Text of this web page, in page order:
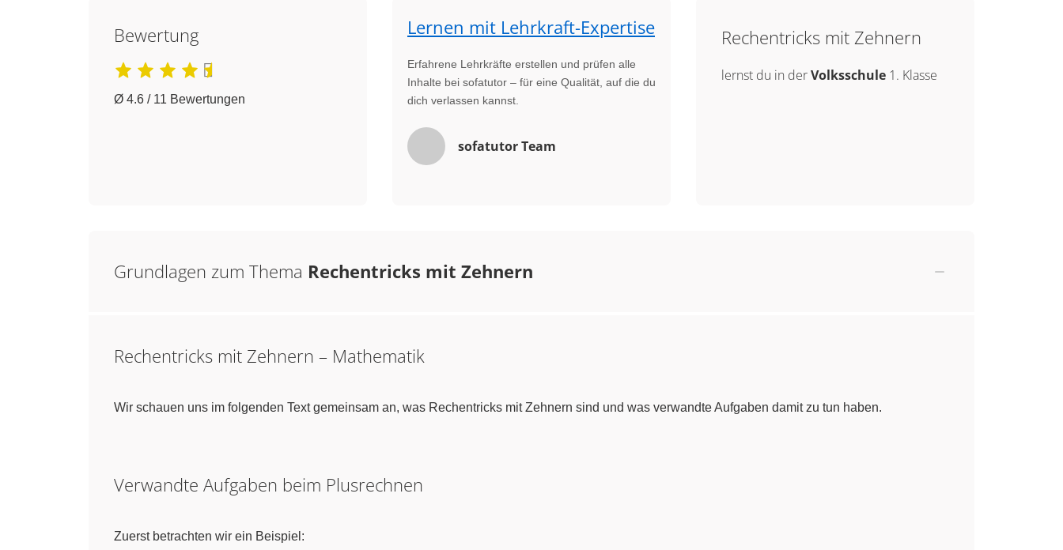
Bewertung
Ø 4.6 / 11 Bewertungen
Lernen mit Lehrkraft-Expertise
Erfahrene Lehrkräfte erstellen und prüfen alle
Inhalte bei sofatutor – für eine Qualität, auf die du
dich verlassen kannst.
sofatutor Team
Rechentricks mit Zehnern
lernst du in derVolksschule 1. Klasse
Grundlagen zum Thema Rechentricks mit Zehnern
Rechentricks mit Zehnern – Mathematik
Wir schauen uns im folgenden Text gemeinsam an, was Rechentricks mit Zehnern sind und was verwandte Aufgaben damit zu tun haben.
Verwandte Aufgaben beim Plusrechnen
Zuerst betrachten wir ein Beispiel: